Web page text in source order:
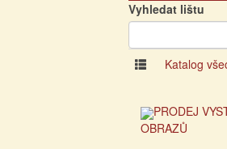
Vyhledat lištu
Katalog
PRODEJ
OBRAZŮ